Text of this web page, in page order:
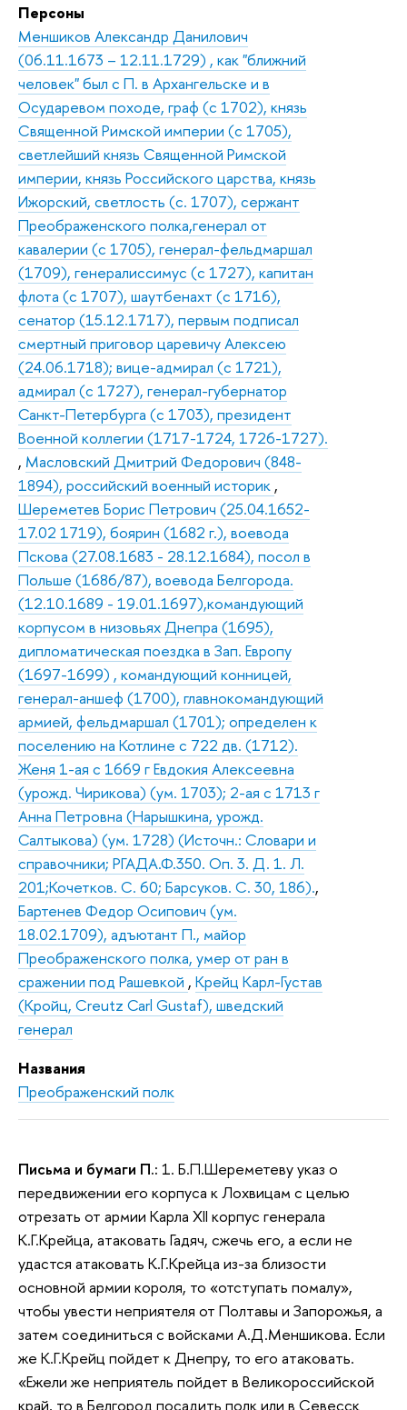
Персоны
Меншиков Александр Данилович
(06.11.1673 – 12.11.1729) , как "ближний
человек" был с П. в Архангельске и в
Осударевом походе, граф (с 1702), князь
Священной Римской империи (с 1705),
светлейший князь Священной Римской
империи, князь Российского царства, князь
Ижорский, светлость (с. 1707), сержант
Преображенского полка,генерал от
кавалерии (с 1705), генерал-фельдмаршал
(1709), генералиссимус (с 1727), капитан
флота (с 1707), шаутбенахт (с 1716),
сенатор (15.12.1717), первым подписал
смертный приговор царевичу Алексею
(24.06.1718); вице-адмирал (с 1721),
адмирал (с 1727), генерал-губернатор
Санкт-Петербурга (с 1703), президент
Военной коллегии (1717-1724, 1726-1727).
, Масловский Дмитрий Федорович (848-
1894), российский военный историк ,
Шереметев Борис Петрович (25.04.1652-
17.02 1719), боярин (1682 г.), воевода
Пскова (27.08.1683 - 28.12.1684), посол в
Польше (1686/87), воевода Белгорода.
(12.10.1689 - 19.01.1697),командующий
корпусом в низовьях Днепра (1695),
дипломатическая поездка в Зап. Европу
(1697-1699) , командующий конницей,
генерал-аншеф (1700), главнокомандующий
армией, фельдмаршал (1701); определен к
поселению на Котлине с 722 дв. (1712).
Женя 1-ая с 1669 г Евдокия Алексеевна
(урожд. Чирикова) (ум. 1703); 2-ая с 1713 г
Анна Петровна (Нарышкина, урожд.
Салтыкова) (ум. 1728) (Источн.: Словари и
справочники; РГАДА.Ф.350. Оп. 3. Д. 1. Л.
201;Кочетков. С. 60; Барсуков. С. 30, 186).,
Бартенев Федор Осипович (ум.
18.02.1709), адъютант П., майор
Преображенского полка, умер от ран в
сражении под Рашевкой , Крейц Карл-Густав
(Кройц, Creutz Carl Gustaf), шведский
генерал
Названия
Преображенский полк
Письма и бумаги П.: 1. Б.П.Шереметеву указ о
передвижении его корпуса к Лохвицам с целью
отрезать от армии Карла XII корпус генерала
К.Г.Крейца, атаковать Гадяч, сжечь его, а если не
удастся атаковать К.Г.Крейца из-за близости
основной армии короля, то «отступать помалу»,
чтобы увести неприятеля от Полтавы и Запорожья, а
затем соединиться с войсками А.Д.Меншикова. Если
же К.Г.Крейц пойдет к Днепру, то его атаковать.
«Ежели же неприятель пойдет в Великороссийской
край, то в Белгород посадить полк или в Севесск